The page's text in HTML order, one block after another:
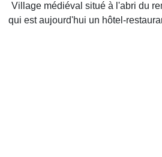
Village médiéval situé à l'abri du
qui est aujourd'hui un hôtel-